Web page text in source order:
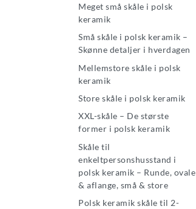
Meget små skåle i polsk
keramik
Små skåle i polsk keramik –
Skønne detaljer i hverdagen
Mellemstore skåle i polsk
keramik
Store skåle i polsk keramik
XXL-skåle – De største
former i polsk keramik
Skåle til
enkeltpersonshusstand i
polsk keramik – Runde, ovale
& aflange, små & store
Polsk keramik skåle til 2-